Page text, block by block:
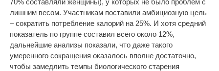
70% составляли женщины), у которых не было проблем с
лишним весом. Участникам поставили амбициозную цель
– сократить потребление калорий на 25%. И хотя средний
показатель по группе составил всего около 12%,
дальнейшие анализы показали, что даже такого
умеренного сокращения оказалось вполне достаточно,
чтобы замедлить темпы биологического старения